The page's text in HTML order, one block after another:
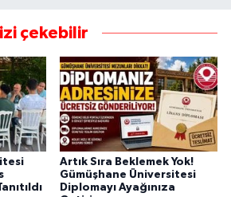
çekebilir
Artık Sıra Beklemek Yok!
Gümüşhane Üniversitesi
Diplomayı Ayağınıza